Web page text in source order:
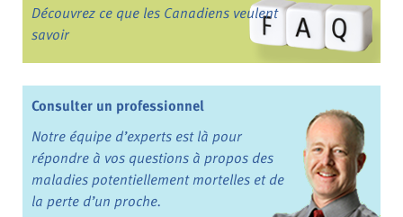
Découvrez ce que les Canadiens veulent
savoir
Consulter un professionnel
Notre équipe d’experts est là pour
répondre à vos questions à propos des
maladies potentiellement mortelles et de
la perte d’un proche.